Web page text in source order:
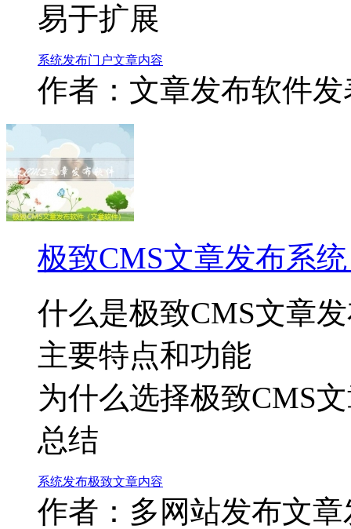
易于扩展
系统发布门户文章内容
作者：文章发布软件发
极致CMS文章发布系
什么是极致CMS文章
主要特点和功能
为什么选择极致CMS
总结
系统发布极致文章内容
作者：多网站发布文章